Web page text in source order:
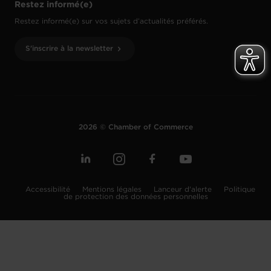
Restez informé(e)
Restez informé(e) sur vos sujets d’actualités préférés.
S'inscrire à la newsletter
2026 © Chamber of Commerce
Accessibilité Mentions légales Lanceur d'alerte
Politique
de protection des données personnelles